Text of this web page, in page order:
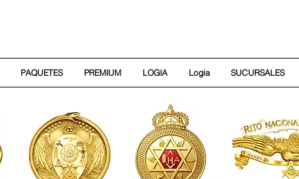
PAQUETES PREMIUM LOGIA Logia SUCURSALES